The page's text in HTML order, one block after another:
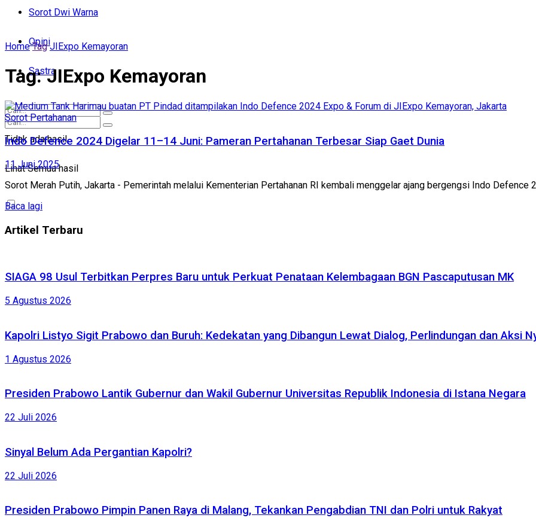
Sorot Dwi Warna
Opini
Sastra
Tidak ada hasil
Lihat Semua hasil
Sastra
Tidak ada hasil
Home Tag JIExpo Kemayoran
Tag:JIExpo Kemayoran
Sorot Pertahanan
Indo Defence 2024 Digelar 11–14 Juni: Pameran Pertahanan Terbesar Siap Gaet Dunia
11 Juni 2025
Sorot Merah Putih, Jakarta - Pemerintah melalui Kementerian Pertahanan RI kembali menggelar ajang bergengsi Indo Defence
Baca lagi
Artikel Terbaru
SIAGA 98 Usul Terbitkan Perpres Baru untuk Perkuat Penataan Kelembagaan BGN Pascaputusan MK
5 Agustus 2026
Kapolri Listyo Sigit Prabowo dan Buruh: Kedekatan yang Dibangun Lewat Dialog, Perlindungan dan Aksi
1 Agustus 2026
Presiden Prabowo Lantik Gubernur dan Wakil Gubernur Universitas Republik Indonesia di Istana Negara
22 Juli 2026
Sinyal Belum Ada Pergantian Kapolri?
22 Juli 2026
Presiden Prabowo Pimpin Panen Raya di Malang, Tekankan Pengabdian TNI dan Polri untuk Rakyat